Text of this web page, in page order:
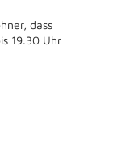
dass
19.30 Uhr